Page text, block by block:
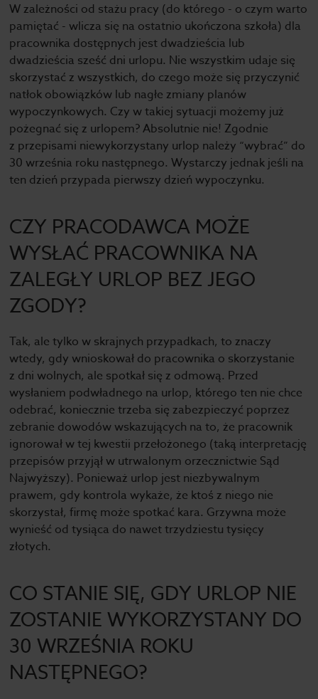
W zależności od stażu pracy (do którego - o czym warto
pamiętać - wlicza się na ostatnio ukończona szkoła) dla
pracownika dostępnych jest dwadzieścia lub
dwadzieścia sześć dni urlopu. Nie wszystkim udaje się
skorzystać z wszystkich, do czego może się przyczynić
natłok obowiązków lub nagłe zmiany planów
wypoczynkowych. Czy w takiej sytuacji możemy już
pożegnać się z urlopem? Absolutnie nie! Zgodnie
z przepisami niewykorzystany urlop należy “wybrać” do
30 września roku następnego. Wystarczy jednak jeśli na
ten dzień przypada pierwszy dzień wypoczynku.
CZY PRACODAWCA MOŻE
WYSŁAĆ PRACOWNIKA NA
ZALEGŁY URLOP BEZ JEGO
ZGODY?
Tak, ale tylko w skrajnych przypadkach, to znaczy
wtedy, gdy wnioskował do pracownika o skorzystanie
z dni wolnych, ale spotkał się z odmową. Przed
wysłaniem podwładnego na urlop, którego ten nie chce
odebrać, koniecznie trzeba się zabezpieczyć poprzez
zebranie dowodów wskazujących na to, że pracownik
ignorował w tej kwestii przełożonego (taką interpretację
przepisów przyjął w utrwalonym orzecznictwie Sąd
Najwyższy). Ponieważ urlop jest niezbywalnym
prawem, gdy kontrola wykaże, że ktoś z niego nie
skorzystał, firmę może spotkać kara. Grzywna może
wynieść od tysiąca do nawet trzydziestu tysięcy
złotych.
CO STANIE SIĘ, GDY URLOP NIE
ZOSTANIE WYKORZYSTANY DO
30 WRZEŚNIA ROKU
NASTĘPNEGO?